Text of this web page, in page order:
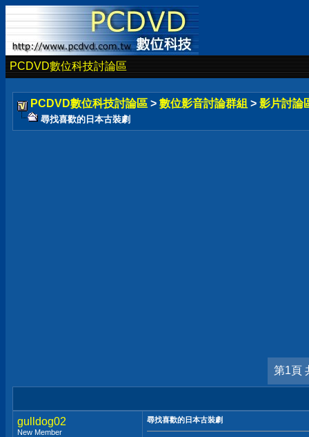
PCDVD數位科技討論區
PCDVD數位科技討論區 > 數位影音討論群組 > 影片討論
尋找喜歡的日本古裝劇
第1頁
gulldog02
New Member
尋找喜歡的日本古裝劇